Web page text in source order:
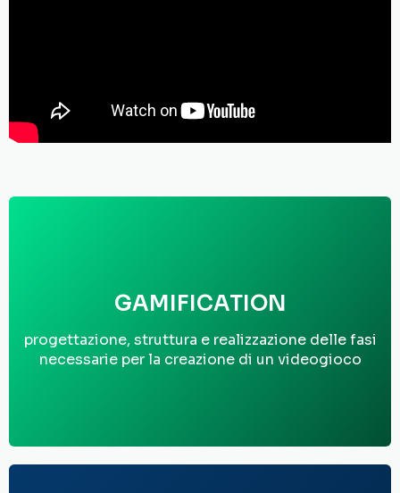
GAMIFICATION
progettazione, struttura e realizzazione delle fasi
necessarie per la creazione di un videogioco